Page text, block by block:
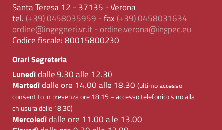
Santa Teresa 12 - 37135 - Verona
tel. (+39) 0458035959 - fax (+39) 0458031634
ordine@ingegneri.vr.it-ordine.verona@ingpec.eu
Codice fiscale:80015800230
Orari Segreteria
Lunedìdalle 9.30 alle 12.30
Martedìdalle ore 14.00 alle 18.30 (ultimo accesso
consentito in presenza ore 18.15 – accesso telefonico sino alla
chiusura delle 18.30)
Mercoledìdalle ore 11.00 alle 13.00